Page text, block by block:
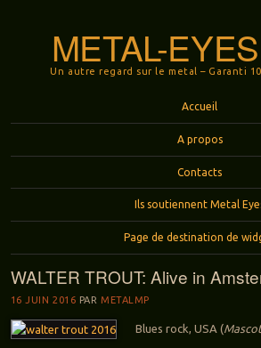
METAL-
Un autre regard sur le metal – Garanti
Accueil
A propos
Contacts
Ils soutiennent Metal
Page de destination de
WALTER TROUT: Alive in
16 JUIN 2016 PAR METALMP
Blues rock, USA (